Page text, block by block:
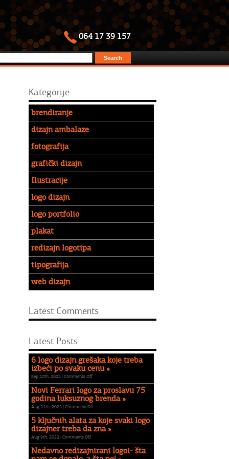
064 17 39 157
Kategorije
brendiranje
dizajn ambalaze
fotografija
grafički dizajn
Ilustracije
logo dizajn
logo portfolio
plakat
redizajn logotipa
tipografija
web dizajn
Latest Comments
Latest Posts
6 logo dizajn grešaka koje treba
izbeći po svaku cenu »
Sep 20th, 2022 |Comments Offon
6
logo
dizajn
grešaka
koje
treba
izbeći
svaku
Novi Ferrari logo za proslavu 75
godina luksuznog brenda »
Aug 24th, 2022 |Comments Offon
Novi
Ferrari
logo
proslavu
75
5 ključnih alata za koje svaki logo
dizajner treba da zna »
Aug 9th, 2022 |Comments Offon
5
ključnih
Nedavno redizajnirani logoi- šta